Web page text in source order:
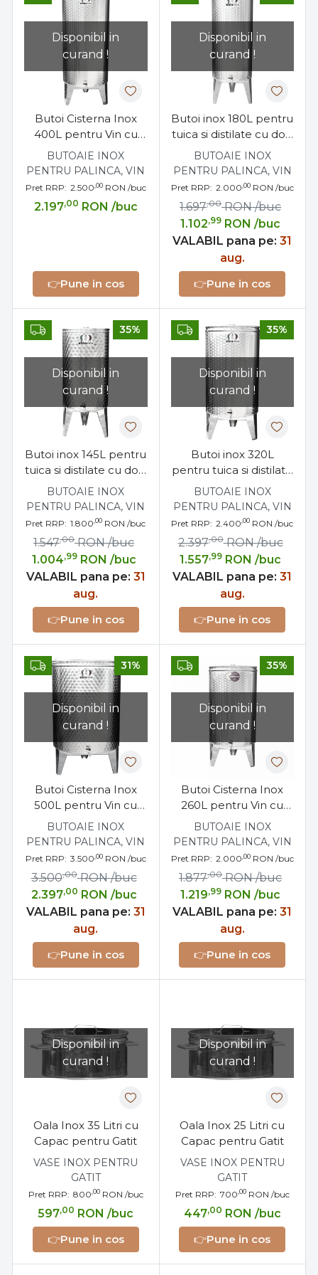
Disponibil in
curand !
Butoi Cisterna Inox
400L pentru Vin cu
Capac Flotant
Etansare Parafina
BUTOAIE INOX
PENTRU PALINCA, VIN
Pret RRP: 2.500 ,00 RON /buc
2.197,00 RON /buc
👉Pune in cos
Disponibil in
curand !
Butoi inox 180L pentru
tuica si distilate cu dop
filetat
BUTOAIE INOX
PENTRU PALINCA, VIN
Pret RRP: 2.000 ,00 RON /buc
1.102,99 RON /buc
1.697,00 RON /buc
VALABIL pana pe: 31
aug.
👉Pune in cos
Disponibil in
curand !
35%
Butoi inox 145L pentru
tuica si distilate cu dop
filetat
BUTOAIE INOX
PENTRU PALINCA, VIN
Pret RRP: 1.800,00 RON /buc
1.004,99 RON /buc
1.547,00 RON /buc
VALABIL pana pe: 31
aug.
👉Pune in cos
Disponibil in
curand !
35%
Butoi inox 320L
pentru tuica si distilate
cu dop filetat
BUTOAIE INOX
PENTRU PALINCA, VIN
Pret RRP: 2.400,00 RON /buc
1.557,99 RON /buc
2.397,00 RON /buc
VALABIL pana pe: 31
aug.
👉Pune in cos
Disponibil in
curand !
31%
Butoi Cisterna Inox
500L pentru Vin cu
Capac Flotant
Etansare Parafina
BUTOAIE INOX
PENTRU PALINCA, VIN
Pret RRP: 3.500 ,00 RON /buc
2.397,00 RON /buc
3.500,00 RON /buc
VALABIL pana pe: 31
aug.
👉Pune in cos
Disponibil in
curand !
35%
Butoi Cisterna Inox
260L pentru Vin cu
Capac Flotant
Etansare Parafina
BUTOAIE INOX
PENTRU PALINCA, VIN
Pret RRP: 2.000 ,00 RON /buc
1.219,99 RON /buc
1.877,00 RON /buc
VALABIL pana pe: 31
aug.
👉Pune in cos
Disponibil in
curand !
Oala Inox 35 Litri cu
Capac pentru Gatit
VASE INOX PENTRU
GATIT
Pret RRP: 800,00 RON /buc
597,00 RON /buc
👉Pune in cos
Disponibil in
curand !
Oala Inox 25 Litri cu
Capac pentru Gatit
VASE INOX PENTRU
GATIT
Pret RRP: 700,00 RON /buc
447,00 RON /buc
👉Pune in cos